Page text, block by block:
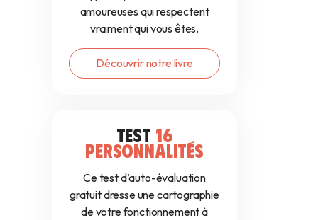
amoureuses qui respectent
vraiment qui vous êtes.
Découvrir notre livre
TEST 16
PERSONNALITÉS
Ce test d’auto-évaluation
gratuit dresse une cartographie
de votre fonctionnement à